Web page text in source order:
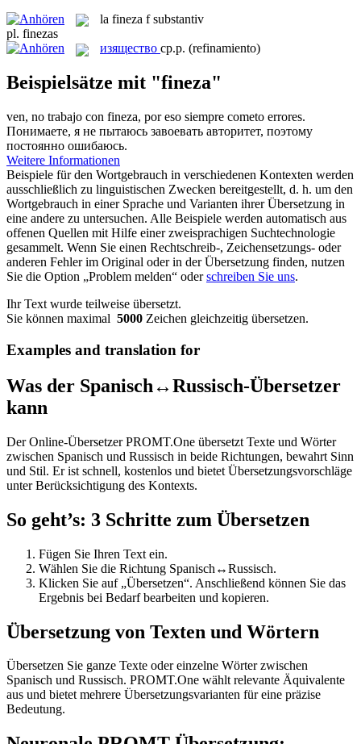
la fineza f substantiv
pl. finezas
изящество ср.р. (refinamiento)
Beispielsätze mit "fineza"
ven, no trabajo con fineza, por eso siempre cometo errores.
Понимаете, я не пытаюсь завоевать авторитет, поэтому
постоянно ошибаюсь.
Weitere Informationen
Beispiele für den Wortgebrauch in verschiedenen Kontexten werden
ausschließlich zu linguistischen Zwecken bereitgestellt, d. h. um den
Wortgebrauch in einer Sprache und Varianten ihrer Übersetzung in
eine andere zu untersuchen. Alle Beispiele werden automatisch aus
offenen Quellen mit Hilfe einer zweisprachigen Suchtechnologie
gesammelt. Wenn Sie einen Rechtschreib-, Zeichensetzungs- oder
anderen Fehler im Original oder in der Übersetzung finden, nutzen
Sie die Option „Problem melden“ oderschreiben Sie uns.
Ihr Text wurde teilweise übersetzt.
Sie können maximal 5000 Zeichen gleichzeitig übersetzen.
Examples and translation for
Was der Spanisch↔Russisch-Übersetzer
kann
Der Online-Übersetzer PROMT.One übersetzt Texte und Wörter
zwischen Spanisch und Russisch in beide Richtungen, bewahrt Sinn
und Stil. Er ist schnell, kostenlos und bietet Übersetzungsvorschläge
unter Berücksichtigung des Kontexts.
So geht’s: 3 Schritte zum Übersetzen
Fügen Sie Ihren Text ein.
Wählen Sie die Richtung Spanisch↔Russisch.
Klicken Sie auf „Übersetzen“. Anschließend können Sie das
Ergebnis bei Bedarf bearbeiten und kopieren.
Übersetzung von Texten und Wörtern
Übersetzen Sie ganze Texte oder einzelne Wörter zwischen
Spanisch und Russisch. PROMT.One wählt relevante Äquivalente
aus und bietet mehrere Übersetzungsvarianten für eine präzise
Bedeutung.